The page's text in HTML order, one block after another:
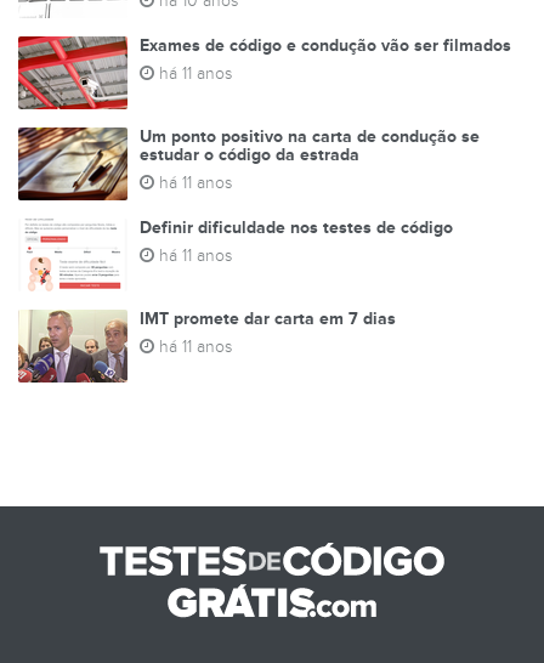
Exames de código e condução vão ser filmados
há 11 anos
Um ponto positivo na carta de condução se
estudar o código da estrada
há 11 anos
Definir dificuldade nos testes de código
há 11 anos
IMT promete dar carta em 7 dias
há 11 anos